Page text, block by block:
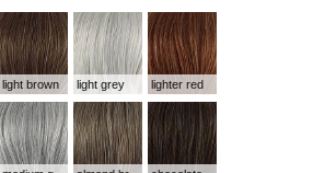
light brown light grey lighter red